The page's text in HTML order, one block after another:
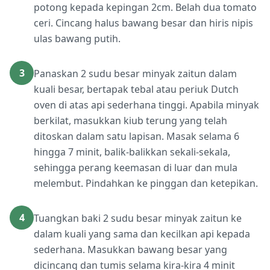
potong kepada kepingan 2cm. Belah dua tomato
ceri. Cincang halus bawang besar dan hiris nipis
ulas bawang putih.
3
Panaskan 2 sudu besar minyak zaitun dalam
kuali besar, bertapak tebal atau periuk Dutch
oven di atas api sederhana tinggi. Apabila minyak
berkilat, masukkan kiub terung yang telah
ditoskan dalam satu lapisan. Masak selama 6
hingga 7 minit, balik-balikkan sekali-sekala,
sehingga perang keemasan di luar dan mula
melembut. Pindahkan ke pinggan dan ketepikan.
4
Tuangkan baki 2 sudu besar minyak zaitun ke
dalam kuali yang sama dan kecilkan api kepada
sederhana. Masukkan bawang besar yang
dicincang dan tumis selama kira-kira 4 minit